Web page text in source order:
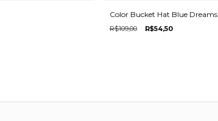
Color Bucket Hat Blue Dreams
R$109,00 R$54,50